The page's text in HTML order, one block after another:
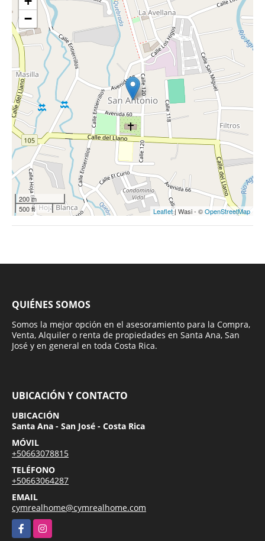
−
200 m
500 ft
Leaflet| Wasi - ©OpenStreetMap
QUIÉNES SOMOS
Somos la mejor opción en el asesoramiento para la Compra,
Venta, Alquiler o renta de propiedades en Santa Ana, San
José y en general en toda Costa Rica.
UBICACIÓN Y CONTACTO
UBICACIÓN
Santa Ana - San José - Costa Rica
MÓVIL
+50663078815
TELÉFONO
+50663064287
EMAIL
cymrealhome@cymrealhome.com
FacebookInstagram